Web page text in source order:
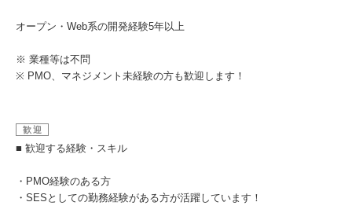
オープン・Web系の開発経験5年以上
※ 業種等は不問
※ PMO、マネジメント未経験の方も歓迎します！
歓迎
■ 歓迎する経験・スキル
・PMO経験のある方
・SESとしての勤務経験がある方が活躍しています！